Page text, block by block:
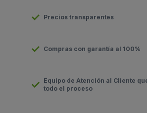
Precios transparentes
Compras con garantía al 100%
Equipo de Atención al Cliente
todo el proceso